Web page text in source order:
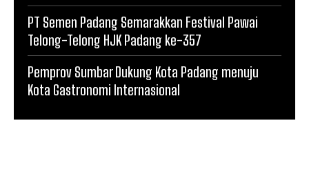
PT Semen Padang Semarakkan Festival Pawai
Telong-Telong HJK Padang ke-357
Pemprov Sumbar Dukung Kota Padang menuju
Kota Gastronomi Internasional